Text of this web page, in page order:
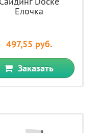
Елочка
497,55 руб.
Заказать